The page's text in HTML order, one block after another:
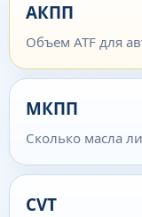
АКПП
Объем ATF для
МКПП
Сколько масла
CVT